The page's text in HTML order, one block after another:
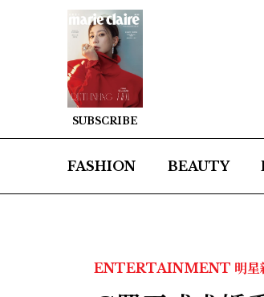
SUBSCRIBE
FASHION BEAUTY
ENTERTAINMENT 明星